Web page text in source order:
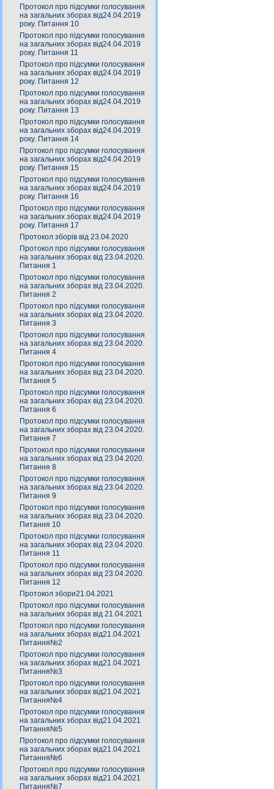
Протокол про підсумки голосування
на загальних зборах від24.04.2019
року. Питання 10
Протокол про підсумки голосування
на загальних зборах від24.04.2019
року. Питання 11
Протокол про підсумки голосування
на загальних зборах від24.04.2019
року. Питання 12
Протокол про підсумки голосування
на загальних зборах від24.04.2019
року. Питання 13
Протокол про підсумки голосування
на загальних зборах від24.04.2019
року. Питання 14
Протокол про підсумки голосування
на загальних зборах від24.04.2019
року. Питання 15
Протокол про підсумки голосування
на загальних зборах від24.04.2019
року. Питання 16
Протокол про підсумки голосування
на загальних зборах від24.04.2019
року. Питання 17
Протокол зборів від 23.04.2020
Протокол про підсумки голосування
на загальних зборах від 23.04.2020.
Питання 1
Протокол про підсумки голосування
на загальних зборах від 23.04.2020.
Питання 2
Протокол про підсумки голосування
на загальних зборах від 23.04.2020.
Питання 3
Протокол про підсумки голосування
на загальних зборах від 23.04.2020.
Питання 4
Протокол про підсумки голосування
на загальних зборах від 23.04.2020.
Питання 5
Протокол про підсумки голосування
на загальних зборах від 23.04.2020.
Питання 6
Протокол про підсумки голосування
на загальних зборах від 23.04.2020.
Питання 7
Протокол про підсумки голосування
на загальних зборах від 23.04.2020.
Питання 8
Протокол про підсумки голосування
на загальних зборах від 23.04.2020.
Питання 9
Протокол про підсумки голосування
на загальних зборах від 23.04.2020.
Питання 10
Протокол про підсумки голосування
на загальних зборах від 23.04.2020.
Питання 11
Протокол про підсумки голосування
на загальних зборах від 23.04.2020.
Питання 12
Протокол збори21.04.2021
Протокол про підсумки голосування
на загальних зборах від 21.04.2021
Протокол про підсумки голосування
на загальних зборах від21.04.2021
Питання№2
Протокол про підсумки голосування
на загальних зборах від21.04.2021
Питання№3
Протокол про підсумки голосування
на загальних зборах від21.04.2021
Питання№4
Протокол про підсумки голосування
на загальних зборах від21.04.2021
Питання№5
Протокол про підсумки голосування
на загальних зборах від21.04.2021
Питання№6
Протокол про підсумки голосування
на загальних зборах від21.04.2021
Питання№7